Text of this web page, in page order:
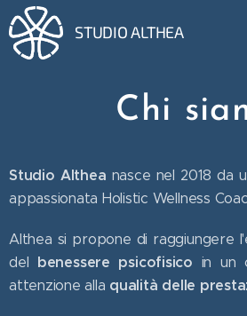
STUDIO ALTHEA
Chi
Studio Althea nasce nel 2018 da
appassionata Holistic Wellness
Althea si propone di raggiungere
del benessere psicofisico in un
attenzione alla qualità delle